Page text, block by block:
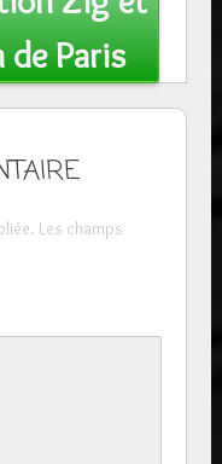
de Paris
Les champs